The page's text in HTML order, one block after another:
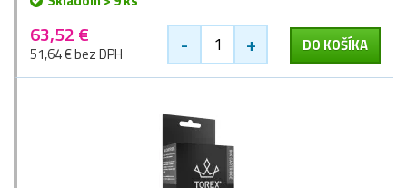
63,52 €
51,64 € bez DPH - + DO KOŠÍKA